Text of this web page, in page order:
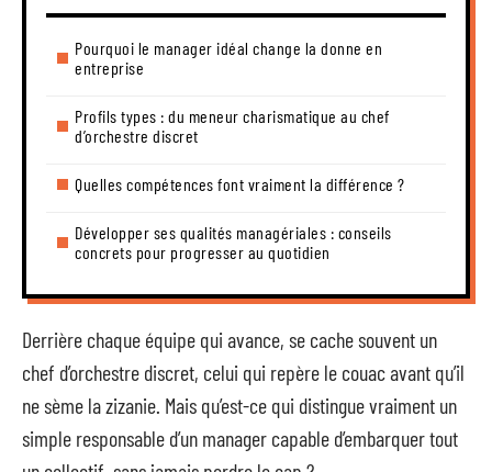
Pourquoi le manager idéal change la donne en
entreprise
Profils types : du meneur charismatique au chef
d’orchestre discret
Quelles compétences font vraiment la différence ?
Développer ses qualités managériales : conseils
concrets pour progresser au quotidien
Derrière chaque équipe qui avance, se cache souvent un
chef d’orchestre discret, celui qui repère le couac avant qu’il
ne sème la zizanie. Mais qu’est-ce qui distingue vraiment un
simple responsable d’un manager capable d’embarquer tout